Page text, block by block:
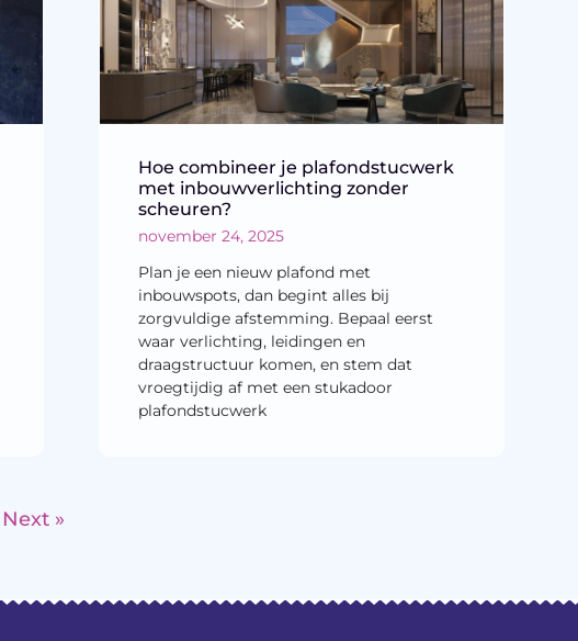
Hoe combineer je plafondstucwerk
met inbouwverlichting zonder
scheuren?
november 24, 2025
Plan je een nieuw plafond met
inbouwspots, dan begint alles bij
zorgvuldige afstemming. Bepaal eerst
waar verlichting, leidingen en
draagstructuur komen, en stem dat
vroegtijdig af met een stukadoor
plafondstucwerk
Next »